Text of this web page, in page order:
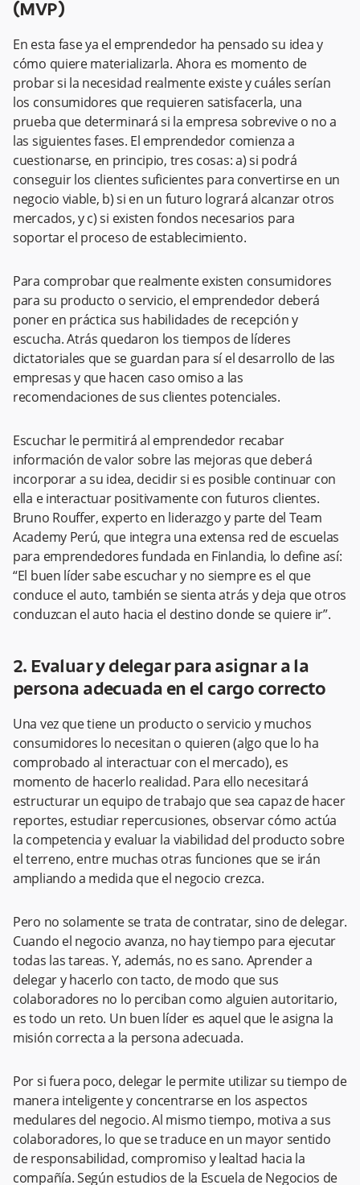
(MVP)
En esta fase ya el emprendedor ha pensado su idea y
cómo quiere materializarla. Ahora es momento de
probar si la necesidad realmente existe y cuáles serían
los consumidores que requieren satisfacerla, una
prueba que determinará si la empresa sobrevive o no a
las siguientes fases. El emprendedor comienza a
cuestionarse, en principio, tres cosas: a) si podrá
conseguir los clientes suficientes para convertirse en un
negocio viable, b) si en un futuro logrará alcanzar otros
mercados, y c) si existen fondos necesarios para
soportar el proceso de establecimiento.
Para comprobar que realmente existen consumidores
para su producto o servicio, el emprendedor deberá
poner en práctica sus habilidades de recepción y
escucha. Atrás quedaron los tiempos de líderes
dictatoriales que se guardan para sí el desarrollo de las
empresas y que hacen caso omiso a las
recomendaciones de sus clientes potenciales.
Escuchar le permitirá al emprendedor recabar
información de valor sobre las mejoras que deberá
incorporar a su idea, decidir si es posible continuar con
ella e interactuar positivamente con futuros clientes.
Bruno Rouffer, experto en liderazgo y parte del Team
Academy Perú, que integra una extensa red de escuelas
para emprendedores fundada en Finlandia, lo define así:
“El buen líder sabe escuchar y no siempre es el que
conduce el auto, también se sienta atrás y deja que otros
conduzcan el auto hacia el destino donde se quiere ir”.
2. Evaluar y delegar para asignar a la
persona adecuada en el cargo correcto
Una vez que tiene un producto o servicio y muchos
consumidores lo necesitan o quieren (algo que lo ha
comprobado al interactuar con el mercado), es
momento de hacerlo realidad. Para ello necesitará
estructurar un equipo de trabajo que sea capaz de hacer
reportes, estudiar repercusiones, observar cómo actúa
la competencia y evaluar la viabilidad del producto sobre
el terreno, entre muchas otras funciones que se irán
ampliando a medida que el negocio crezca.
Pero no solamente se trata de contratar, sino de delegar.
Cuando el negocio avanza, no hay tiempo para ejecutar
todas las tareas. Y, además, no es sano. Aprender a
delegar y hacerlo con tacto, de modo que sus
colaboradores no lo perciban como alguien autoritario,
es todo un reto. Un buen líder es aquel que le asigna la
misión correcta a la persona adecuada.
Por si fuera poco, delegar le permite utilizar su tiempo de
manera inteligente y concentrarse en los aspectos
medulares del negocio. Al mismo tiempo, motiva a sus
colaboradores, lo que se traduce en un mayor sentido
de responsabilidad, compromiso y lealtad hacia la
compañía. Según estudios de la Escuela de Negocios de